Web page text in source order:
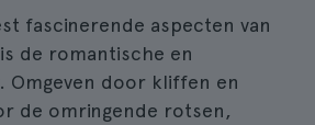
fascinerende aspecten van
de romantische en
Omgeven door kliffen en
de omringende rotsen,